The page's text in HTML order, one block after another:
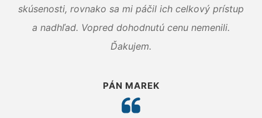
skúsenosti, rovnako sa mi páčil ich celkový prístup
a nadhľad. Vopred dohodnutú cenu nemenili.
Ďakujem.
PÁN MAREK